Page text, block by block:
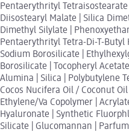
Pentaerythrityl Tetraisostearate
Diisostearyl Malate | Silica
Dimethyl Silylate |
Pentaerythrityl Tetra-Di-T-
Sodium Borosilicate |
Borosilicate | Tocopheryl
Alumina | Silica | Polybutylene
Cocos Nucifera Oil / Coconut
Ethylene/Va Copolymer |
Hyaluronate | Synthetic
Silicate | Glucomannan |